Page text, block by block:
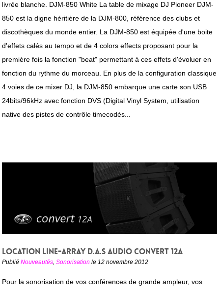
livrée blanche. DJM-850 White La table de mixage DJ Pioneer DJM-
850 est la digne héritière de la DJM-800, référence des clubs et
discothèques du monde entier. La DJM-850 est équipée d'une boite
d'effets calés au tempo et de 4 colors effects proposant pour la
première fois la fonction "beat" permettant à ces effets d'évoluer en
fonction du rythme du morceau. En plus de la configuration classique
4 voies de ce mixer DJ, la DJM-850 embarque une carte son USB
24bits/96kHz avec fonction DVS (Digital Vinyl System, utilisation
native des pistes de contrôle timecodés...
Location Line-Array D.A.S Audio Convert 12A
Publié Nouveautés, Sonorisation le 12 novembre 2012
Pour la sonorisation de vos conférences de grande ampleur, vos